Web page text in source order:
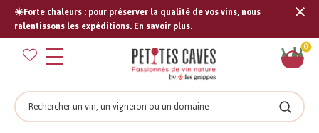
☀️Forte chaleurs : pour préserver la qualité de vos vins, nous
ralentissons les expéditions. En savoir plus.
0
Rechercher